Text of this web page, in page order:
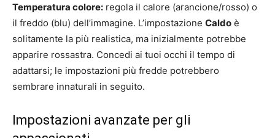
Temperatura colore: regola il calore (arancione/rosso) o
il freddo (blu) dell’immagine. L’impostazione Caldo è
solitamente la più realistica, ma inizialmente potrebbe
apparire rossastra. Concedi ai tuoi occhi il tempo di
adattarsi; le impostazioni più fredde potrebbero
sembrare innaturali in seguito.
Impostazioni avanzate per gli